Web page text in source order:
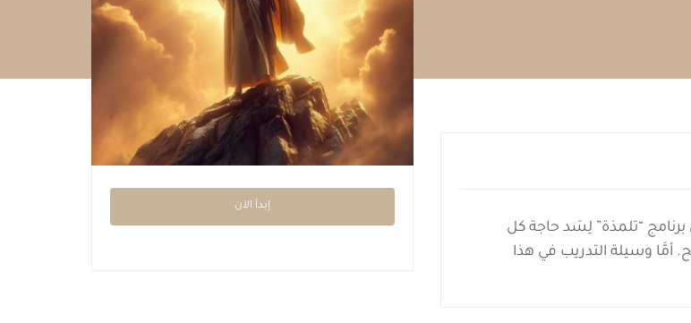
وَتَلْمِذُوا جَمِيعَ الأُمَمِ” (متَّى 28: 19). يأتي برنامج “تلمذة” لِسَد حاجة كل
وسيلة التدريب في هذا
إبدأ الآن